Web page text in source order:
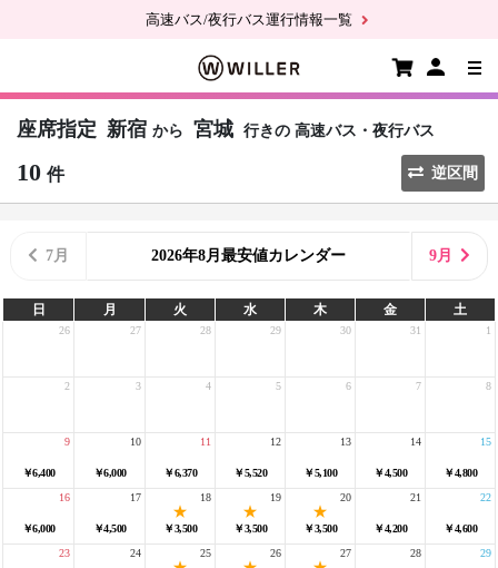
高速バス/夜行バス運行情報一覧
座席指定 新宿 から 宮城 行きの 高速バス・夜行バス
10 件 逆区間
7月 2026年8月最安値カレンダー 9月
日 月 火 水 木 金 土
26 27 28 29 30 31 1
2 3 4 5 6 7 8
￥6,400
9
￥6,000
10
￥6,370
11
￥5,520
12
￥5,100
13
￥4,500
14
￥4,800
15
￥6,000
16
￥4,500
17
￥3,500
18
￥3,500
19
￥3,500
20
￥4,200
21
￥4,600
22
23 24 25 26 27 28 29